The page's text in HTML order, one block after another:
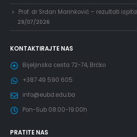
Prof. dr Srđan Marinković – rezultati ispita
29/07/2026
KONTAKTIRAJTE NAS
Bijeljinska cesta 72-74, Brčko
+387 49 590 605
info@eubd.edu.ba
Pon-Sub 08.00-19.00h
PRATITE NAS